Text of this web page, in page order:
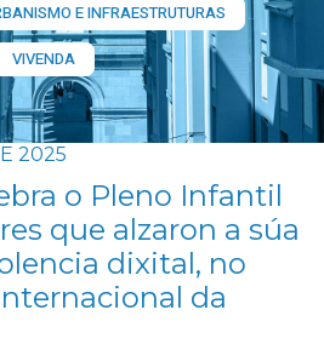
E INFRAESTRUTURAS
VIVENDA
2025
o Pleno Infantil
que alzaron a súa
dixital, no
da